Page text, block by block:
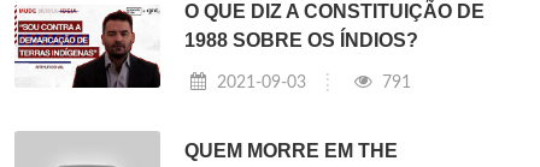
O QUE DIZ A CONSTITUIÇÃO DE
1988 SOBRE OS ÍNDIOS?
2021-09-03 791
QUEM MORRE EM THE